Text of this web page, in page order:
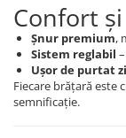
Confort
Șnur premium,
Sistem reglabil
Ușor de purtat
Fiecare brățară este
semnificație.